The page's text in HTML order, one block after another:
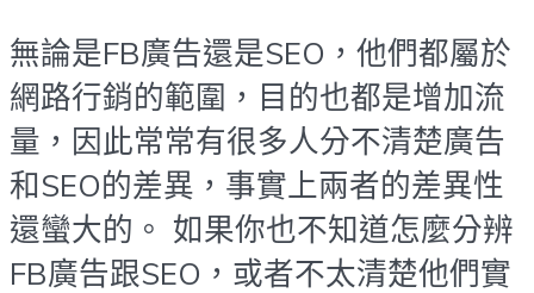
無論是FB廣告還是SEO，他們都屬於
網路行銷的範圍，目的也都是增加流
量，因此常常有很多人分不清楚廣告
和SEO的差異，事實上兩者的差異性
還蠻大的。 如果你也不知道怎麼分辨
FB廣告跟SEO，或者不太清楚他們實